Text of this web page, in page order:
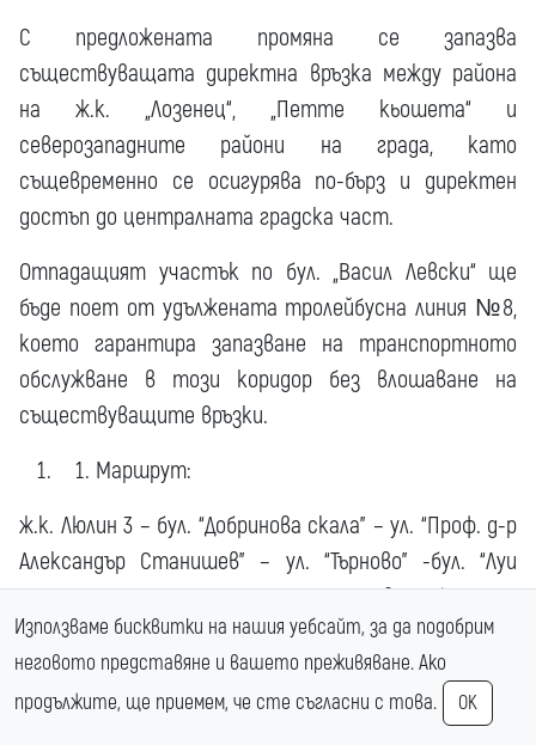
С предложената промяна се запазва
съществуващата директна връзка между района
на ж.к. „Лозенец“, „Петте кьошета“ и
северозападните райони на града, като
същевременно се осигурява по-бърз и директен
достъп до централната градска част.
Отпадащият участък по бул. „Васил Левски“ ще
бъде поет от удължената тролейбусна линия №8,
което гарантира запазване на транспортното
обслужване в този коридор без влошаване на
съществуващите връзки.
Маршрут:
ж.к. Люлин 3 – бул. “Добринова скала” – ул. “Проф. д-р
Александър Станишев” – ул. “Търново” -бул. “Луи
Пастьор” – ул. “Ген. Владимир Динчев” – бул. “Д-р
Петър Дертлиев” – бул. “Сливница” – ул.
“Опълченска” – бул. “Ген. Скобелев” – Национален
дворец на културата – бул. “Черни връх” – бул.
Използваме бисквитки на нашия уебсайт, за да подобрим
неговото представяне и вашето преживяване. Ако
продължите, ще приемем, че сте съгласни с това.
OK